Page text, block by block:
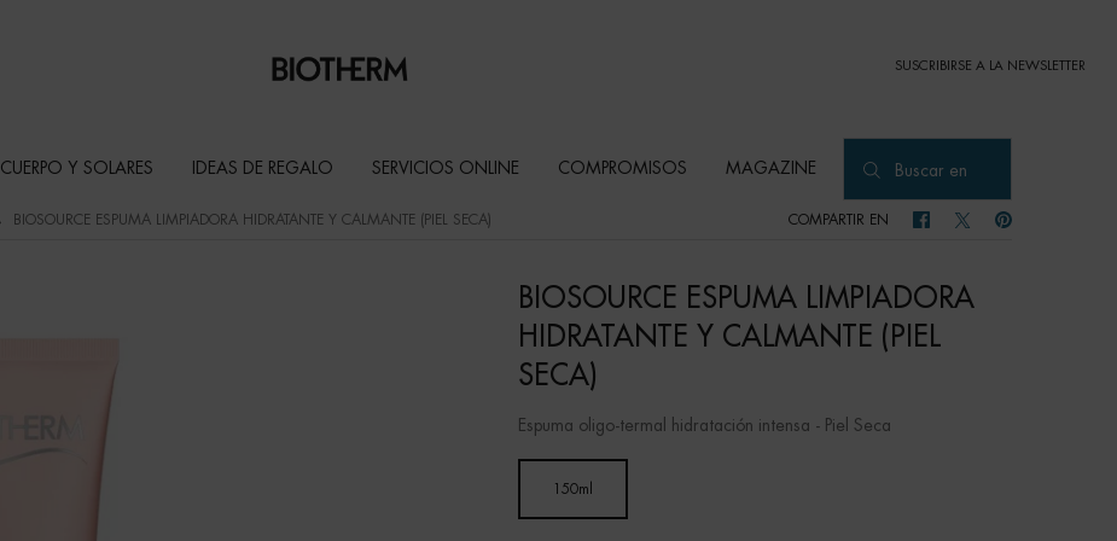
SUSCRIBIRSE A LA NEWSLETTER
CUERPO Y SOLARES IDEAS DE REGALO SERVICIOS ONLINE COMPROMISOS MAGAZINE Buscar en
BIOSOURCE ESPUMA LIMPIADORA HIDRATANTE Y CALMANTE (PIEL SECA) COMPARTIR EN COMPARTIR EN FACEBOOK
COMPARTIR EN TWITTER
COMPARTIR EN
BIOSOURCE ESPUMA LIMPIADORA
HIDRATANTE Y CALMANTE (PIEL
SECA)
Espuma oligo-termal hidratación intensa - Piel Seca
Selected
150ml
, 1 of 1